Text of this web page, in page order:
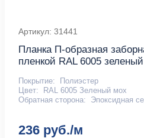
Артикул: 31441
Планка П-образная
пленкой RAL 6005
Покрытие:
Полиэстер
Цвет:
RAL 6005 Зеленый мох
Обратная сторона:
Эпоксидная
236 руб./м